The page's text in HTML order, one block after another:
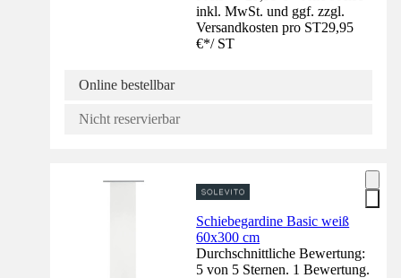
inkl. MwSt. und ggf. zzgl.
Versandkosten pro ST29,95
€*/ ST
Online bestellbar
Nicht reservierbar
Schiebegardine Basic weiß
60x300 cm
Durchschnittliche Bewertung:
5 von 5 Sternen. 1 Bewertung.